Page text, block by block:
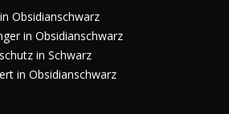
Obsidianschwarz
in Obsidianschwarz
in Schwarz
in Obsidianschwarz